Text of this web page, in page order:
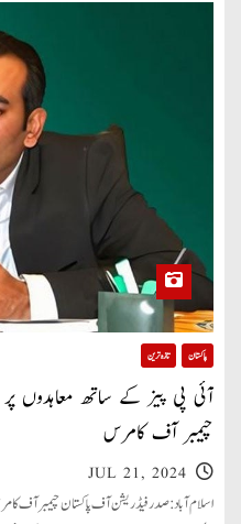
پاکستان تازہ ترین
آئی پی پیز کے ساتھ معاہدوں پر
چیمبر آف کامرس
JUL 21, 2024
اسلام آباد: صدر فیڈریشن آف پاکستان چیمبر آف